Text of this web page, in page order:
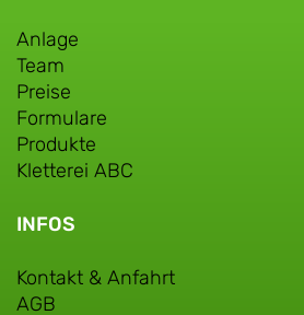
Anlage
Team
Preise
Formulare
Produkte
Kletterei ABC
INFOS
Kontakt & Anfahrt
AGB